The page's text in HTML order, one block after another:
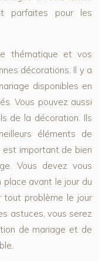
parfaites pour les
thématique et vos
décorations. Il y a
disponibles en
Vous pouvez aussi
de la décoration. Ils
éléments de
est important de bien
Vous devez vous
avant le jour du
tout problème le jour
astuces, vous serez
de mariage et de